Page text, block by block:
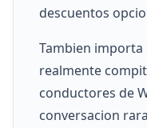
descuentos
Tambien
realmente
conductores de
conversacion